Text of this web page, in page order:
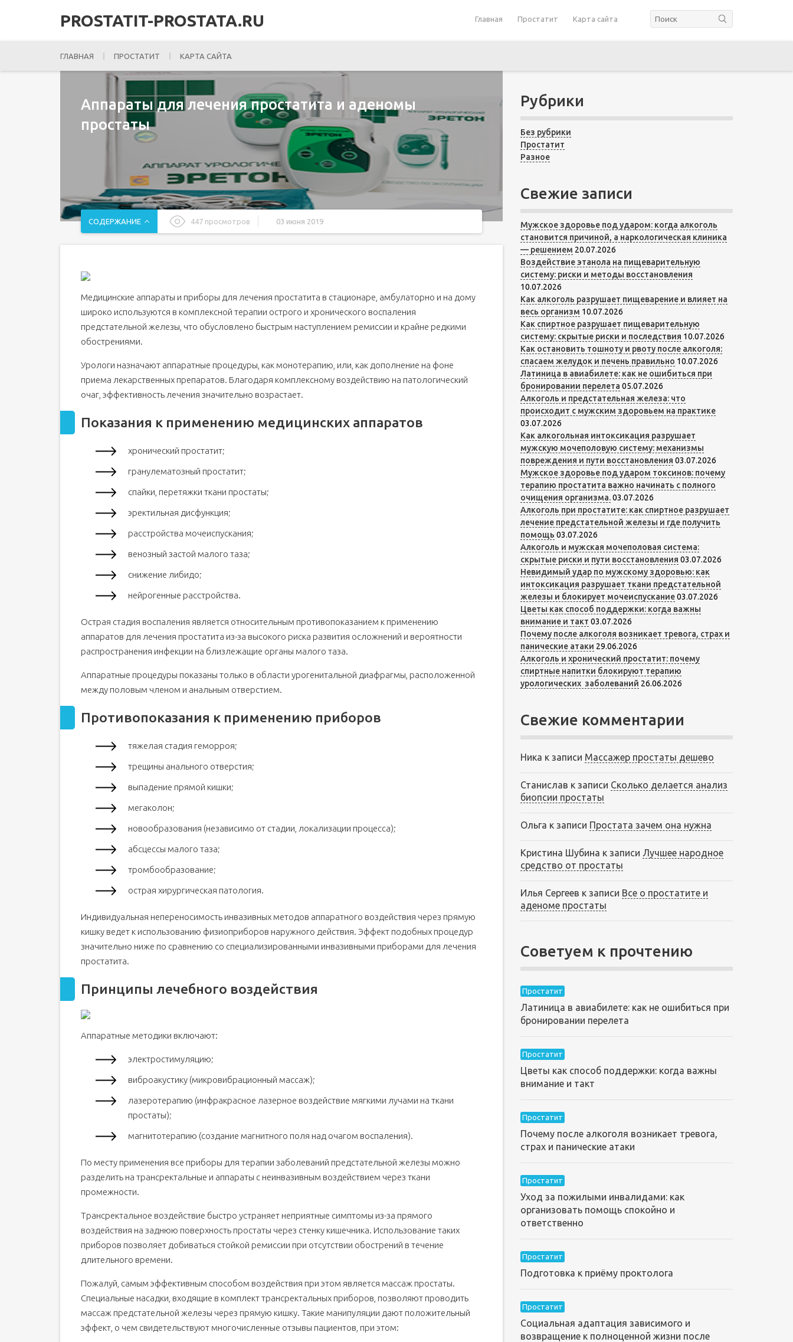
PROSTATIT-PROSTATA.RU Главная Простатит Карта сайта
ГЛАВНАЯ ПРОСТАТИТ КАРТА САЙТА
Аппараты для лечения простатита и аденомы
простаты
СОДЕРЖАНИЕ 447 просмотров 03 июня 2019
Принципы лечебного воздействия
Андро-Гин
Мавит
Темпро
Простатит и его лечение
Показания к применению и принцип действия
Виды аппаратов
Трансректальные приборы
Ультразвуковые приборы
Антипаразитарные приборы
Неинвазивные приборы
Приборы магнитного воздействия
Электростимуляторы
Медицинские аппараты и приборы для лечения простатита в стационаре, амбулаторно и на дому
широко используются в комплексной терапии острого и хронического воспаления
предстательной железы, что обусловлено быстрым наступлением ремиссии и крайне редкими
обострениями.
Урологи назначают аппаратные процедуры, как монотерапию, или, как дополнение на фоне
приема лекарственных препаратов. Благодаря комплексному воздействию на патологический
очаг, эффективность лечения значительно возрастает.
Показания к применению медицинских аппаратов
хронический простатит;
гранулематозный простатит;
спайки, перетяжки ткани простаты;
эректильная дисфункция;
расстройства мочеиспускания;
венозный застой малого таза;
снижение либидо;
нейрогенные расстройства.
Острая стадия воспаления является относительным противопоказанием к применению
аппаратов для лечения простатита из-за высокого риска развития осложнений и вероятности
распространения инфекции на близлежащие органы малого таза.
Аппаратные процедуры показаны только в области урогенитальной диафрагмы, расположенной
между половым членом и анальным отверстием.
Противопоказания к применению приборов
тяжелая стадия геморроя;
трещины анального отверстия;
выпадение прямой кишки;
мегаколон;
новообразования (независимо от стадии, локализации процесса);
абсцессы малого таза;
тромбообразование;
острая хирургическая патология.
Индивидуальная непереносимость инвазивных методов аппаратного воздействия через прямую
кишку ведет к использованию физиоприборов наружного действия. Эффект подобных процедур
значительно ниже по сравнению со специализированными инвазивными приборами для лечения
простатита.
Принципы лечебного воздействия
Аппаратные методики включают:
электростимуляцию;
виброакустику (микровибрационный массаж);
лазеротерапию (инфракрасное лазерное воздействие мягкими лучами на ткани
простаты);
магнитотерапию (создание магнитного поля над очагом воспаления).
По месту применения все приборы для терапии заболеваний предстательной железы можно
разделить на трансректальные и аппараты с неинвазивным воздействием через ткани
промежности.
Трансректальное воздействие быстро устраняет неприятные симптомы из-за прямого
воздействия на заднюю поверхность простаты через стенку кишечника. Использование таких
приборов позволяет добиваться стойкой ремиссии при отсутствии обострений в течение
длительного времени.
Пожалуй, самым эффективным способом воздействия при этом является массаж простаты.
Специальные насадки, входящие в комплект трансректальных приборов, позволяют проводить
массаж предстательной железы через прямую кишку. Такие манипуляции дают положительный
эффект, о чем свидетельствуют многочисленные отзывы пациентов, при этом:
Рубрики
Без рубрики
Простатит
Разное
Свежие записи
Мужское здоровье под ударом: когда алкоголь
становится причиной, а наркологическая клиника
— решением 20.07.2026
Воздействие этанола на пищеварительную
систему: риски и методы восстановления
10.07.2026
Как алкоголь разрушает пищеварение и влияет на
весь организм 10.07.2026
Как спиртное разрушает пищеварительную
систему: скрытые риски и последствия 10.07.2026
Как остановить тошноту и рвоту после алкоголя:
спасаем желудок и печень правильно 10.07.2026
Латиница в авиабилете: как не ошибиться при
бронировании перелета 05.07.2026
Алкоголь и предстательная железа: что
происходит с мужским здоровьем на практике
03.07.2026
Как алкогольная интоксикация разрушает
мужскую мочеполовую систему: механизмы
повреждения и пути восстановления 03.07.2026
Мужское здоровье под ударом токсинов: почему
терапию простатита важно начинать с полного
очищения организма.03.07.2026
Алкоголь при простатите: как спиртное разрушает
лечение предстательной железы и где получить
помощь 03.07.2026
Алкоголь и мужская мочеполовая система:
скрытые риски и пути восстановления 03.07.2026
Невидимый удар по мужскому здоровью: как
интоксикация разрушает ткани предстательной
железы и блокирует мочеиспускание03.07.2026
Цветы как способ поддержки: когда важны
внимание и такт 03.07.2026
Почему после алкоголя возникает тревога, страх и
панические атаки 29.06.2026
Алкоголь и хронический простатит: почему
спиртные напитки блокируют терапию
урологических заболеваний 26.06.2026
Свежие комментарии
Ника к записи Массажер простаты дешево
Станислав к записи Сколько делается анализ
биопсии простаты
Ольга к записи Простата зачем она нужна
Кристина Шубина к записи Лучшее народное
средство от простаты
Илья Сергеев к записи Все о простатите и
аденоме простаты
Советуем к прочтению
Простатит
Латиница в авиабилете: как не ошибиться при
бронировании перелета
Простатит
Цветы как способ поддержки: когда важны
внимание и такт
Простатит
Почему после алкоголя возникает тревога,
страх и панические атаки
Простатит
Уход за пожилыми инвалидами: как
организовать помощь спокойно и
ответственно
Простатит
Подготовка к приёму проктолога
Простатит
Социальная адаптация зависимого и
возвращение к полноценной жизни после